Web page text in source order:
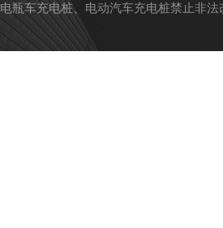
电瓶车充电桩、电动汽车充电桩禁止非法